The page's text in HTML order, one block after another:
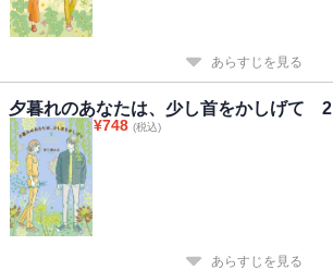
あらすじを見る
夕暮れのあなたは、少し首をかしげて 2
¥748 (税込)
あらすじを見る